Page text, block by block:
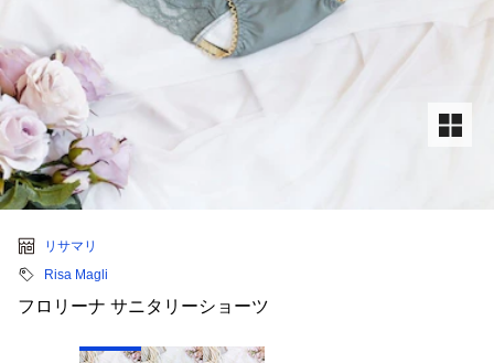
リサマリ
Risa Magli
フロリーナ サニタリーショーツ